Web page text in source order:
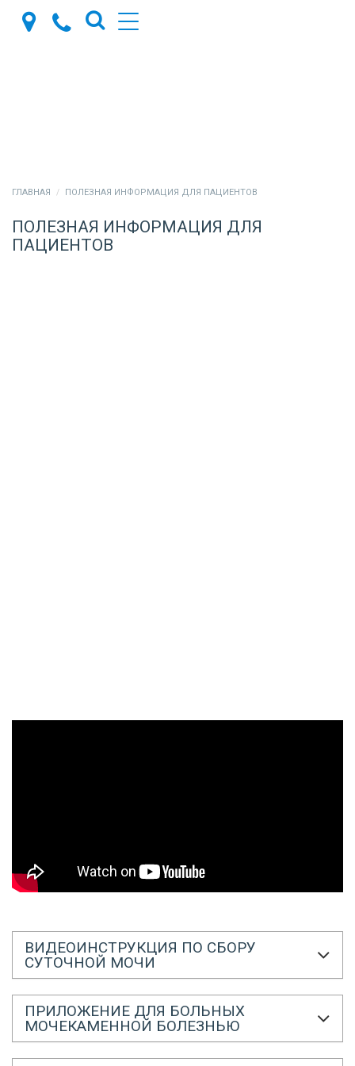
ГЛАВНАЯ ПОЛЕЗНАЯ ИНФОРМАЦИЯ ДЛЯ ПАЦИЕНТОВ
ПОЛЕЗНАЯ ИНФОРМАЦИЯ ДЛЯ
ПАЦИЕНТОВ
ВИДЕОИНСТРУКЦИЯ ПО СБОРУ
СУТОЧНОЙ МОЧИ
ПРИЛОЖЕНИЕ ДЛЯ БОЛЬНЫХ
МОЧЕКАМЕННОЙ БОЛЕЗНЬЮ